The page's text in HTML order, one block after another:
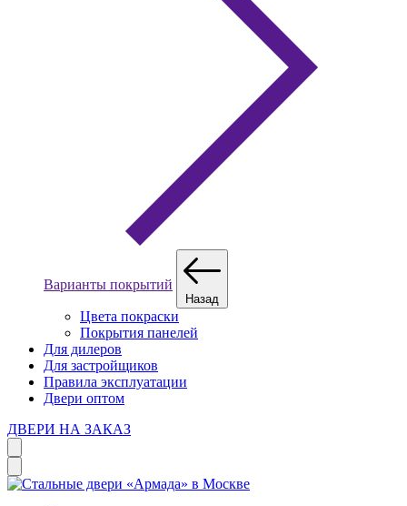
Варианты покрытий
Назад
Цвета покраски
Покрытия панелей
Для дилеров
Для застройщиков
Правила эксплуатации
Двери оптом
ДВЕРИ НА ЗАКАЗ